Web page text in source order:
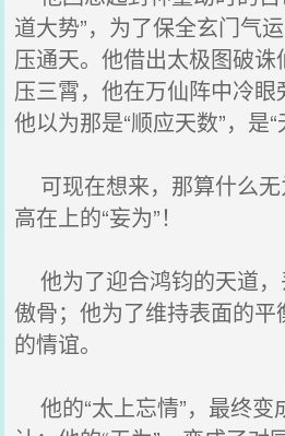
道大势”，为了保全玄门气
压通天。他借出太极图破
压三霄，他在万仙阵中冷眼
他以为那是“顺应天数”，是“
可现在想来，那算什么
高在上的“妄为”！
他为了迎合鸿钧的天道
傲骨；他为了维持表面的
的情谊。
他的“太上忘情”，最终变